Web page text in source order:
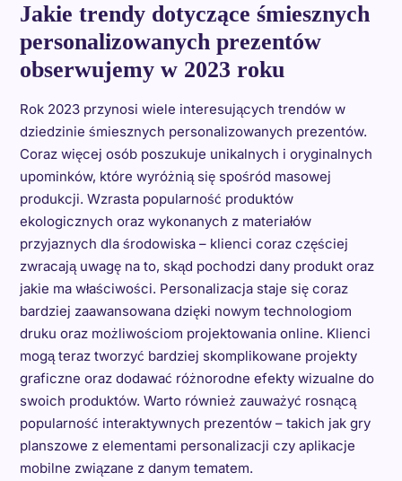
Jakie trendy dotyczące śmiesznych
personalizowanych prezentów
obserwujemy w 2023 roku
Rok 2023 przynosi wiele interesujących trendów w
dziedzinie śmiesznych personalizowanych prezentów.
Coraz więcej osób poszukuje unikalnych i oryginalnych
upominków, które wyróżnią się spośród masowej
produkcji. Wzrasta popularność produktów
ekologicznych oraz wykonanych z materiałów
przyjaznych dla środowiska – klienci coraz częściej
zwracają uwagę na to, skąd pochodzi dany produkt oraz
jakie ma właściwości. Personalizacja staje się coraz
bardziej zaawansowana dzięki nowym technologiom
druku oraz możliwościom projektowania online. Klienci
mogą teraz tworzyć bardziej skomplikowane projekty
graficzne oraz dodawać różnorodne efekty wizualne do
swoich produktów. Warto również zauważyć rosnącą
popularność interaktywnych prezentów – takich jak gry
planszowe z elementami personalizacji czy aplikacje
mobilne związane z danym tematem.